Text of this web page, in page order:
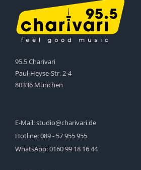
95.5 Charivari
Paul-Heyse-Str. 2-4
80336 München
E-Mail:studio@charivari.de
Hotline:089 - 57 955 955
WhatsApp:0160 99 18 16 44